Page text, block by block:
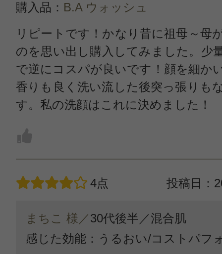
購入品： B.A ウォッシュ
リピートです！かなり昔に祖母～母
のを思い出し購入してみました。少
で逆にコスパが良いです！顔を細か
香りも良く洗い流した後突っ張りも
す。私の洗顔はこれに決めました！
4点 投稿日：
まちこ 様／30代後半／混合肌
感じた効能：うるおい/コストパフ